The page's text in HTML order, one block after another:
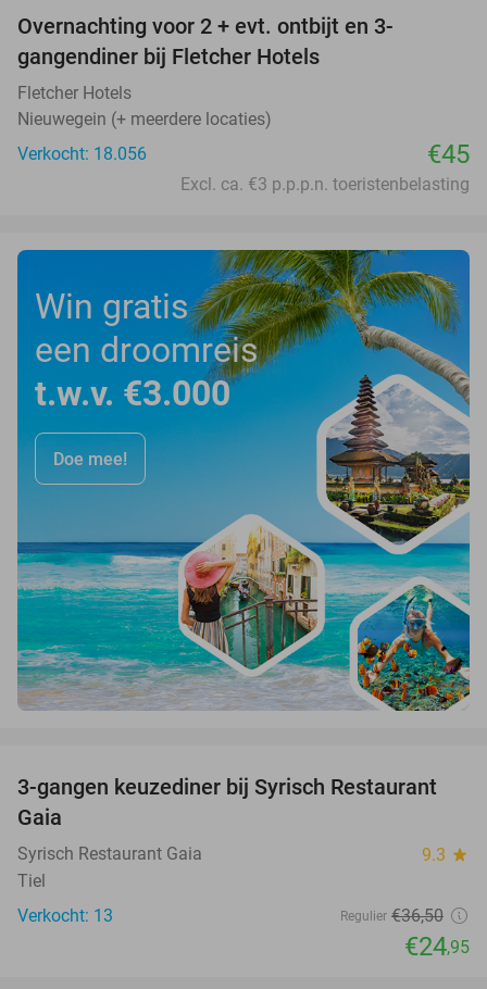
Overnachting voor 2 + evt. ontbijt en 3-
gangendiner bij Fletcher Hotels
Fletcher Hotels
Nieuwegein (+ meerdere locaties)
Verkocht: 18.056
€45
Excl. ca. €3 p.p.p.n. toeristenbelasting
Win gratis
een droomreis
t.w.v. €3.000
Doe mee!
32%
3-gangen keuzediner bij Syrisch Restaurant
Gaia
Syrisch Restaurant Gaia 9.3 star
Tiel
Verkocht: 13
Regulier €36,50
€24,95